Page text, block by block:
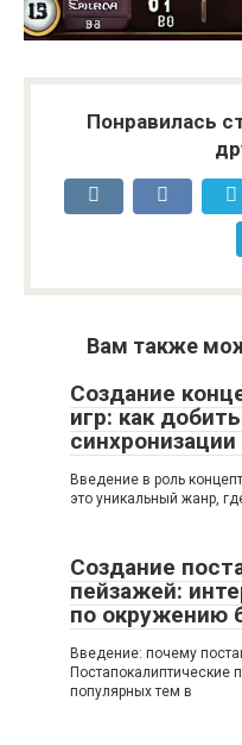
Понравилась
Вам также
Создание
игр: как
Введение в роль
это уникальный жанр,
Создание
пейзажей:
по окружению
Введение: почему
популярных тем в